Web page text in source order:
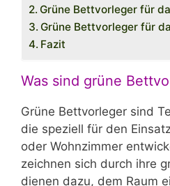
Grüne Bettvorleger für
Grüne Bettvorleger für
Fazit
Was sind grüne
Grüne Bettvorleger sind
die speziell für den
oder Wohnzimmer
zeichnen sich durch ihre
dienen dazu, dem Raum